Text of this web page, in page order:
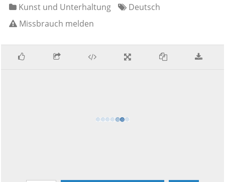
Kunst und Unterhaltung
Deutsch
Missbrauch melden